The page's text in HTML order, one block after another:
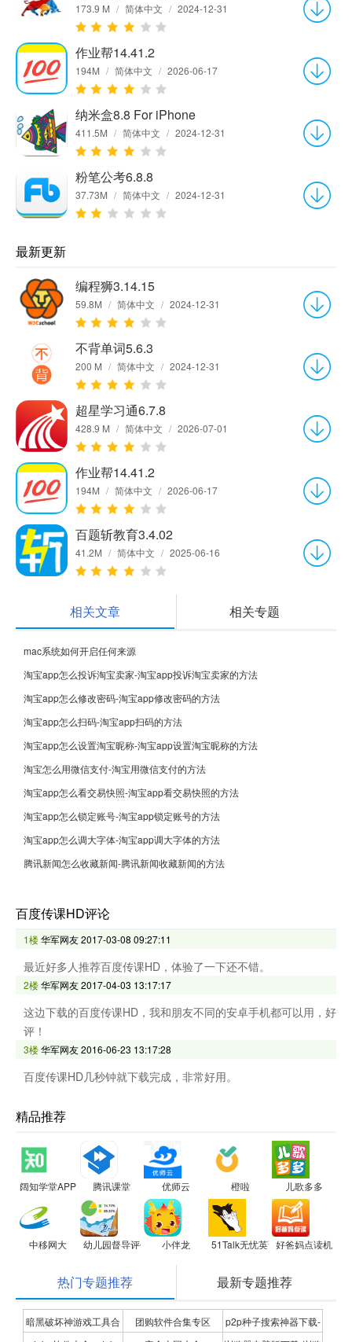
173.9 M / 简体中文 / 2024-12-31
作业帮14.41.2
194M / 简体中文 / 2026-06-17
纳米盒8.8 For iPhone
411.5M / 简体中文 / 2024-12-31
粉笔公考6.8.8
37.73M / 简体中文 / 2024-12-31
最新更新
编程狮3.14.15
59.8M / 简体中文 / 2024-12-31
不背单词5.6.3
200 M / 简体中文 / 2024-12-31
超星学习通6.7.8
428.9 M / 简体中文 / 2026-07-01
作业帮14.41.2
194M / 简体中文 / 2026-06-17
百题斩教育3.4.02
41.2M / 简体中文 / 2025-06-16
相关文章 相关专题
mac系统如何开启任何来源
淘宝app怎么投诉淘宝卖家-淘宝app投诉淘宝卖家的方法
淘宝app怎么修改密码-淘宝app修改密码的方法
淘宝app怎么扫码-淘宝app扫码的方法
淘宝app怎么设置淘宝昵称-淘宝app设置淘宝昵称的方法
淘宝怎么用微信支付-淘宝用微信支付的方法
淘宝app怎么看交易快照-淘宝app看交易快照的方法
淘宝app怎么锁定账号-淘宝app锁定账号的方法
淘宝app怎么调大字体-淘宝app调大字体的方法
腾讯新闻怎么收藏新闻-腾讯新闻收藏新闻的方法
百度传课HD评论
1楼华军网友2017-03-08 09:27:11
最近好多人推荐百度传课HD，体验了一下还不错。
2楼华军网友2017-04-03 13:17:17
这边下载的百度传课HD，我和朋友不同的安卓手机都可以用，好
评！
3楼华军网友2016-06-23 13:17:28
百度传课HD几秒钟就下载完成，非常好用。
精品推荐
阔知学堂APP 腾讯课堂 优师云 橙啦 儿歌多多
中移网大 幼儿园督导评估 小伴龙 51Talk无忧英语好爸妈点读机
热门专题推荐 最新专题推荐
暗黑破坏神游戏工具合
团购软件合集专区
p2p种子搜索神器下载-